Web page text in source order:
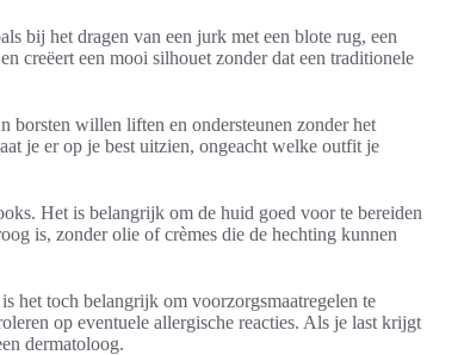
bij het dragen van een jurk met een blote rug, een
creëert een mooi silhouet zonder dat een traditionele
borsten willen liften en ondersteunen zonder het
je er op je best uitzien, ongeacht welke outfit je
Het is belangrijk om de huid goed voor te bereiden
is, zonder olie of crèmes die de hechting kunnen
het toch belangrijk om voorzorgsmaatregelen te
op eventuele allergische reacties. Als je last krijgt
dermatoloog.